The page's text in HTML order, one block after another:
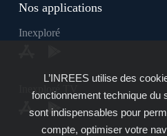
Nos applications
Inexploré
Inexploré TV
L’INREES utilise des
fonctionnement technique du
sont indispensables pour
compte, optimiser votre